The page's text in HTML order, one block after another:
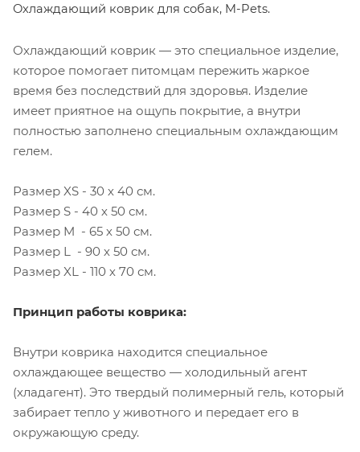
Охлаждающий коврик для собак, M-Pets.
Охлаждающий коврик — это специальное изделие,
которое помогает питомцам пережить жаркое
время без последствий для здоровья. Изделие
имеет приятное на ощупь покрытие, а внутри
полностью заполнено специальным охлаждающим
гелем.
Размер XS - 30 х 40 см.
Размер S - 40 х 50 см.
Размер M - 65 х 50 см.
Размер L - 90 х 50 см.
Размер XL - 110 х 70 см.
Принцип работы коврика:
Внутри коврика находится специальное
охлаждающее вещество — холодильный агент
(хладагент). Это твердый полимерный гель, который
забирает тепло у животного и передает его в
окружающую среду.